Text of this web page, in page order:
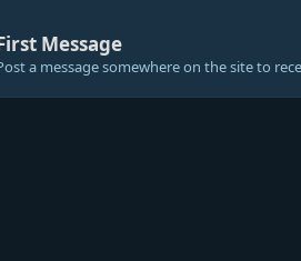
Message
a message somewhere on the site to